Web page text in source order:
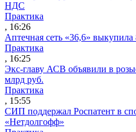
НДС
Практика
, 16:26
Аптечная сеть «36,6»
Практика
, 16:25
Экс-главу АСВ объявили в
млрд руб.
Практика
, 15:55
СИП поддержал Роспатент в
«Нетдолгофф»